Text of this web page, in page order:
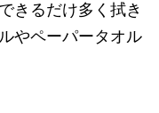
きるだけ多く拭き
やペーパータオル